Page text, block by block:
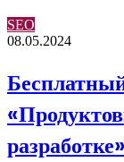
SEO
08.05.2024
разработке»